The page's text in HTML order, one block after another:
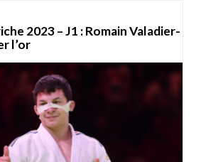
2023 – J1 : Romain Valadier-
l’or